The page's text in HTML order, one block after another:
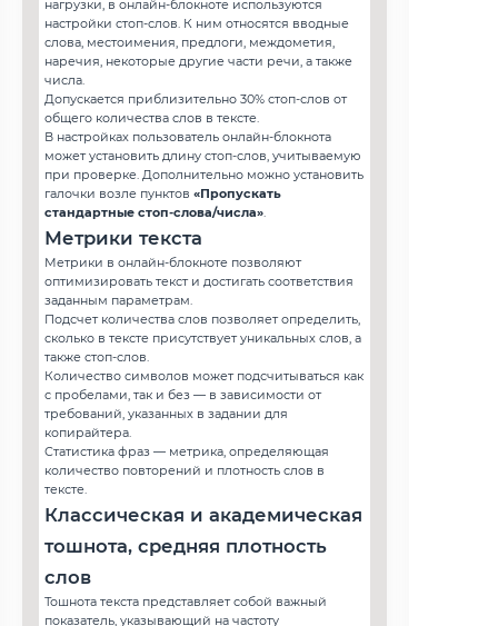
нагрузки, в онлайн-блокноте используются
настройки стоп-слов. К ним относятся вводные
слова, местоимения, предлоги, междометия,
наречия, некоторые другие части речи, а также
числа.
Допускается приблизительно 30% стоп-слов от
общего количества слов в тексте.
В настройках пользователь онлайн-блокнота
может установить длину стоп-слов, учитываемую
при проверке. Дополнительно можно установить
галочки возле пунктов «Пропускать
стандартные стоп-слова/числа».
Метрики текста
Метрики в онлайн-блокноте позволяют
оптимизировать текст и достигать соответствия
заданным параметрам.
Подсчет количества слов позволяет определить,
сколько в тексте присутствует уникальных слов, а
также стоп-слов.
Количество символов может подсчитываться как
с пробелами, так и без — в зависимости от
требований, указанных в задании для
копирайтера.
Статистика фраз — метрика, определяющая
количество повторений и плотность слов в
тексте.
Классическая и академическая
тошнота, средняя плотность
слов
Тошнота текста представляет собой важный
показатель, указывающий на частоту